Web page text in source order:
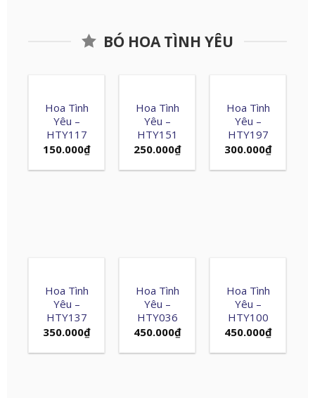
BÓ HOA TÌNH YÊU
Hoa Tình
Yêu –
HTY117
150.000₫
Hoa Tình
Yêu –
HTY151
250.000₫
Hoa Tình
Yêu –
HTY197
300.000₫
Hoa Tình
Yêu –
HTY137
350.000₫
Hoa Tình
Yêu –
HTY036
450.000₫
Hoa Tình
Yêu –
HTY100
450.000₫